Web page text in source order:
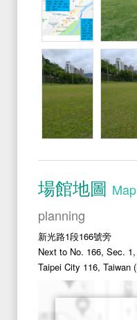
場館地圖 Map
planning
新光路1段166號旁
Next to No. 166, Sec.
Taipei City 116, Taiwan